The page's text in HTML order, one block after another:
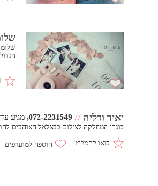
1
יאיר ודליה //
072-2231549 מגיע
בוגרי המחלקה לצילום בבצלאל האוהבים
בואו להמליץ